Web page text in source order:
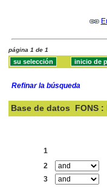
página 1 de 1
Refinar la búsqueda
Base de datos FONS
1
2
3